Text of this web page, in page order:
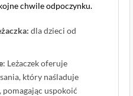
chwile odpoczynku.
dla dzieci od
: Leżaczek oferuje
który naśladuje
uspokoić